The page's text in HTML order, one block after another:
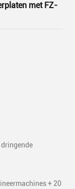
met FZ-
dringende
+ 20